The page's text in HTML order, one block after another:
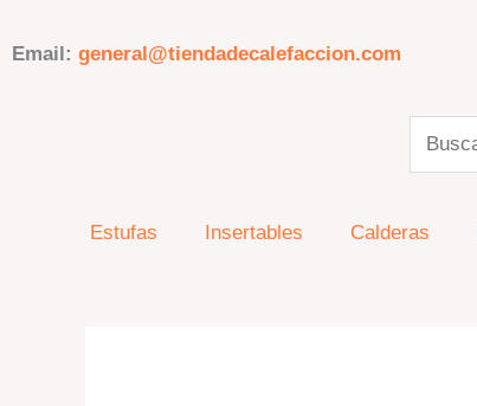
alEmail: general@tiendadecalefaccion.com
Search
Estufas Insertables Calderas